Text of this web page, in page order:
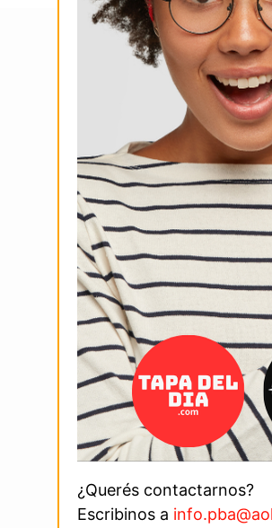
¿Querés contactarnos?
Escribinos a